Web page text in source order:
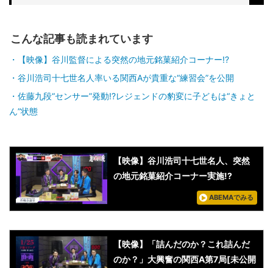
こんな記事も読まれています
【映像】谷川監督による突然の地元銘菓紹介コーナー!?
谷川浩司十七世名人率いる関西Aが貴重な“練習会”を公開
佐藤九段“センサー”発動!?レジェンドの豹変に子どもは“きょと
ん”状態
【映像】谷川浩司十七世名人、突然
の地元銘菓紹介コーナー実施!?
ABEMAでみる
【映像】「詰んだのか？これ詰んだ
のか？」大興奮の関西A第7局[未公開